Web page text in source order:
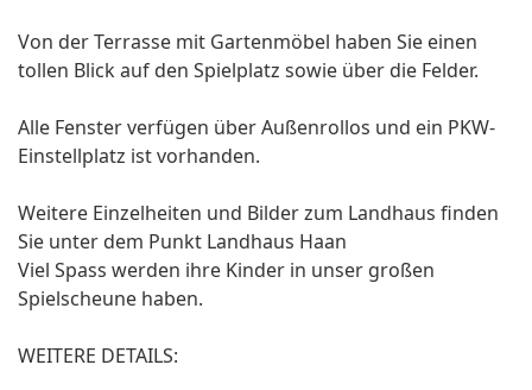
Von der Terrasse mit Gartenmöbel haben Sie einen
tollen Blick auf den Spielplatz sowie über die Felder.
Alle Fenster verfügen über Außenrollos und ein PKW-
Einstellplatz ist vorhanden.
Weitere Einzelheiten und Bilder zum Landhaus finden
Sie unter dem Punkt Landhaus Haan
Viel Spass werden ihre Kinder in unser großen
Spielscheune haben.
WEITERE DETAILS: